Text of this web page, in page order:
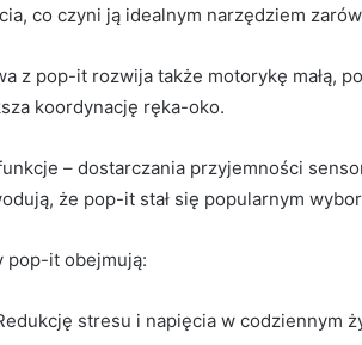
co czyni ją idealnym narzędziem
z pop-it rozwija także motorykę małą,
koordynację ręka-oko.
– dostarczania przyjemności
że pop-it stał się popularnym
pop-it obejmują:
stresu i napięcia w codziennym